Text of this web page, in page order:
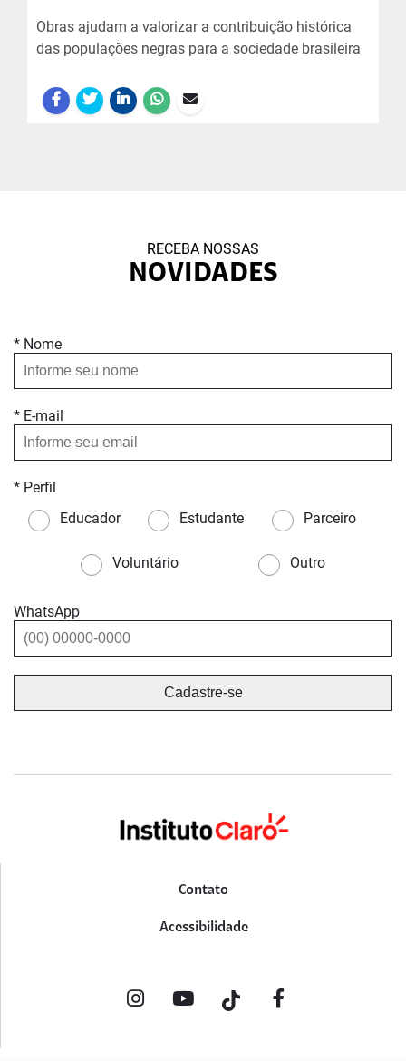
Obras ajudam a valorizar a contribuição histórica
das populações negras para a sociedade brasileira
RECEBA NOSSAS
NOVIDADES
* Nome
* E-mail
* Perfil
Educador
Estudante Parceiro
Voluntário Outro
WhatsApp
Contato
Acessibilidade